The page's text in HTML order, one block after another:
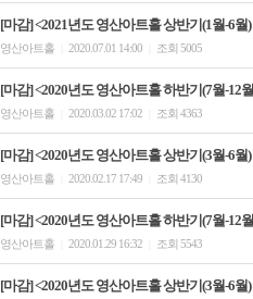
[마감] <2021년도 영산아트홀 상반기(1월-6월
영산아트홀 2020.07.01 14:00 조회 5005
[마감] <2020년도 영산아트홀 하반기(7월-12
영산아트홀 2020.03.02 17:02 조회 4363
[마감] <2020년도 영산아트홀 상반기(3월-6월
영산아트홀 2020.02.17 17:49 조회 4130
[마감] <2020년도 영산아트홀 하반기(7월-12
영산아트홀 2020.01.29 16:32 조회 5543
[마감] <2020년도 영산아트홀 상반기(3월-6월